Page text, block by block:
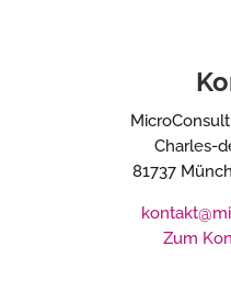
Charles-
81737
Zum